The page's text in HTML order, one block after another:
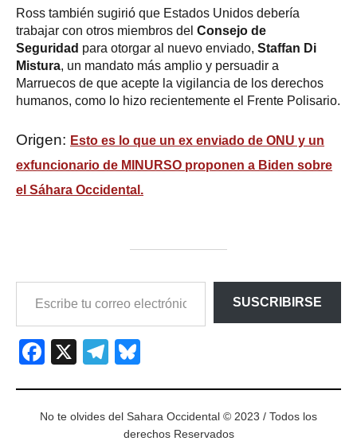
Ross también sugirió que Estados Unidos debería
trabajar con otros miembros del Consejo de
Seguridad para otorgar al nuevo enviado, Staffan Di
Mistura, un mandato más amplio y persuadir a
Marruecos de que acepte la vigilancia de los derechos
humanos, como lo hizo recientemente el Frente Polisario.
Origen: Esto es lo que un ex enviado de ONU y un
exfuncionario de MINURSO proponen a Biden sobre
el Sáhara Occidental.
SUSCRIBIRSE
Facebook
X Telegram
No te olvides del Sahara Occidental © 2023 / Todos los
derechos Reservados